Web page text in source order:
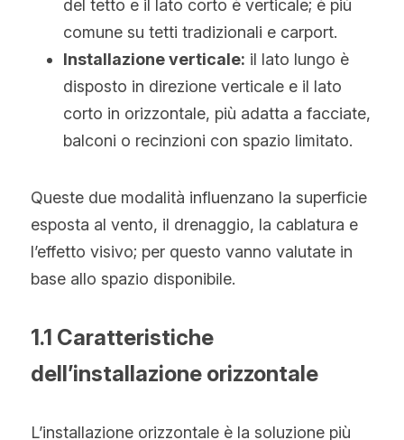
del tetto e il lato corto è verticale; è più
comune su tetti tradizionali e carport.
Installazione verticale: il lato lungo è
disposto in direzione verticale e il lato
corto in orizzontale, più adatta a facciate,
balconi o recinzioni con spazio limitato.
Queste due modalità influenzano la superficie
esposta al vento, il drenaggio, la cablatura e
l’effetto visivo; per questo vanno valutate in
base allo spazio disponibile.
1.1 Caratteristiche
dell’installazione orizzontale
L’installazione orizzontale è la soluzione più